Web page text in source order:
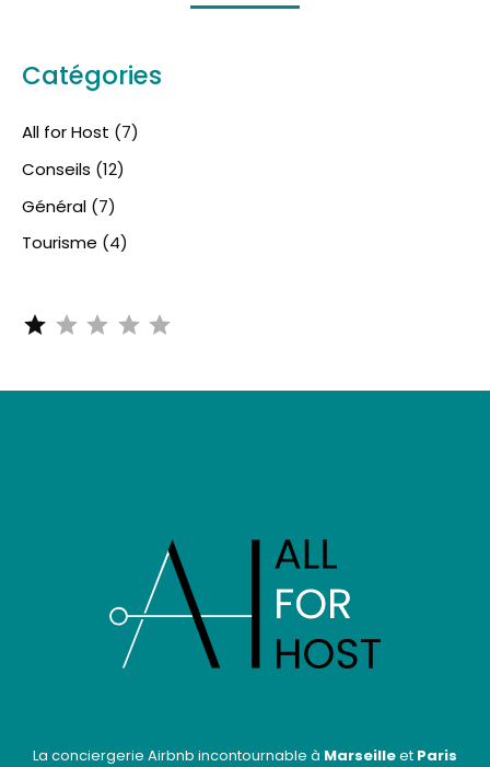
Catégories
All for Host (7)
Conseils (12)
Général (7)
Tourisme (4)
La conciergerie Airbnb incontournable à Marseilleet Paris